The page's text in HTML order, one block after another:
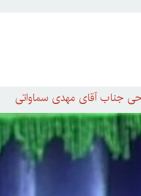
جناب آقای مهدی سماواتی